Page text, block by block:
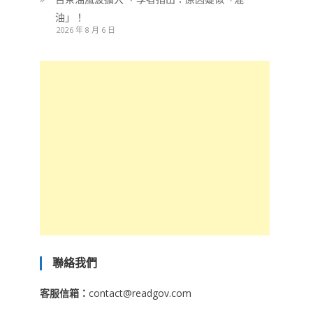
油」！
2026 年 8 月 6 日
聯絡我們
客服信箱： contact@readgov.com